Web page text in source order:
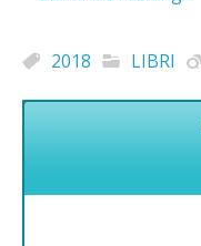
2018 LIBRI